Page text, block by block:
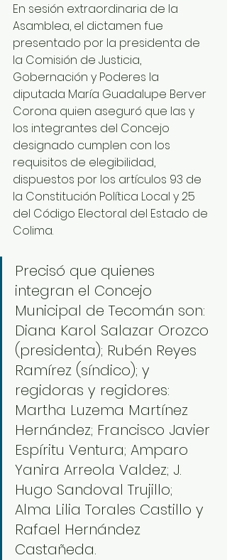
En sesión extraordinaria de la
Asamblea, el dictamen fue
presentado por la presidenta de
la Comisión de Justicia,
Gobernación y Poderes la
diputada María Guadalupe Berver
Corona quien aseguró que las y
los integrantes del Concejo
designado cumplen con los
requisitos de elegibilidad,
dispuestos por los artículos 93 de
la Constitución Política Local y 25
del Código Electoral del Estado de
Colima.
Precisó que quienes
integran el Concejo
Municipal de Tecomán son:
Diana Karol Salazar Orozco
(presidenta); Rubén Reyes
Ramírez (síndico); y
regidoras y regidores:
Martha Luzema Martínez
Hernández; Francisco Javier
Espíritu Ventura; Amparo
Yanira Arreola Valdez; J.
Hugo Sandoval Trujillo;
Alma Lilia Torales Castillo y
Rafael Hernández
Castañeda.